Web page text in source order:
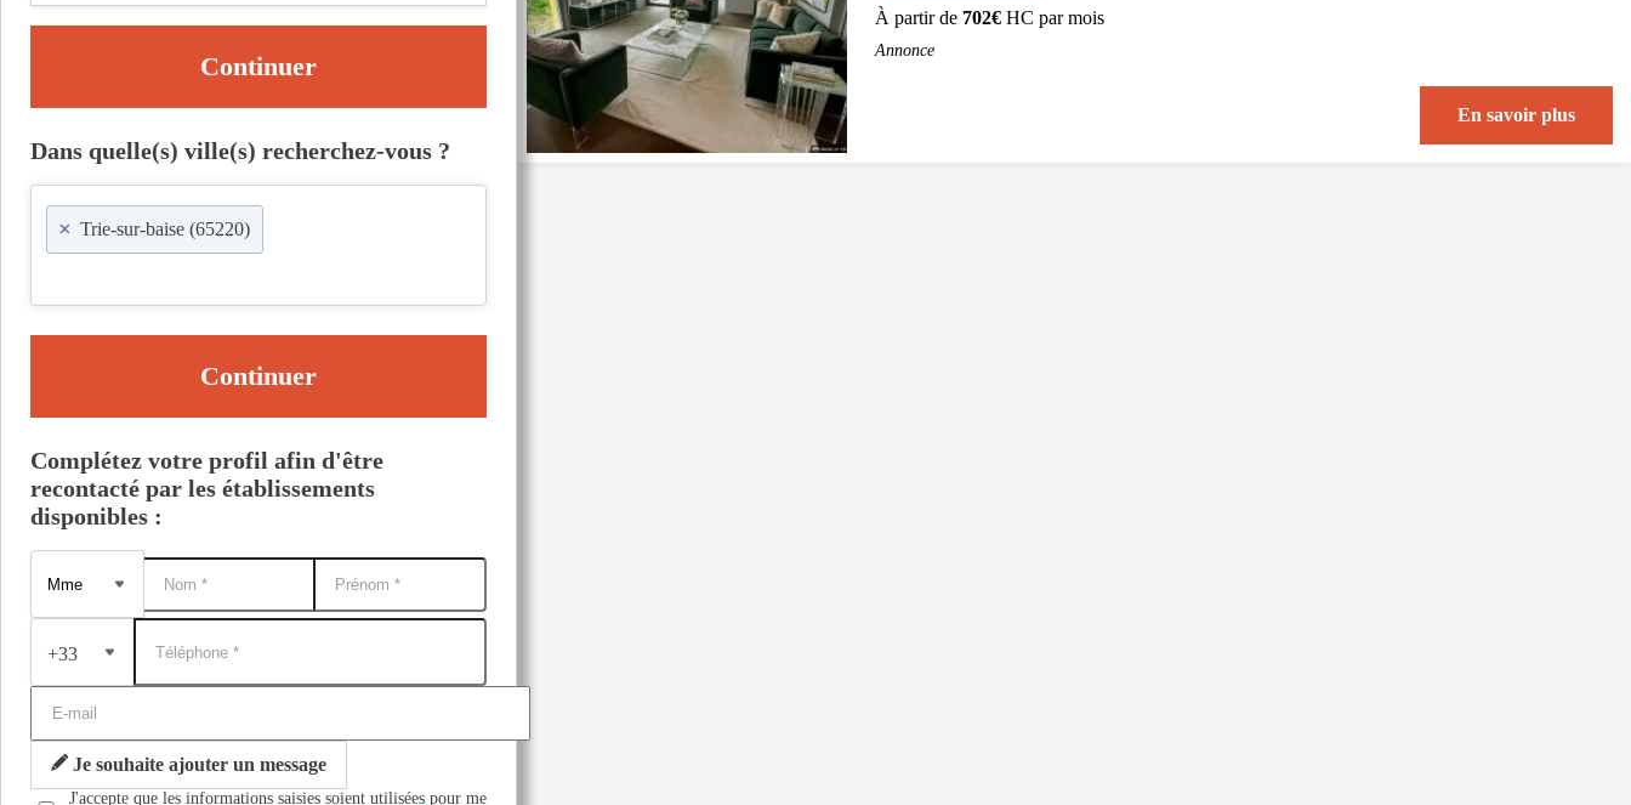
À partir de 702€ HC par mois
Annonce
En savoir plus
Continuer
Dans quelle(s) ville(s) recherchez-vous ?
× Trie-sur-baise (65220)
Continuer
Complétez votre profil afin d'être
recontacté par les établissements
disponibles :
+33
Je souhaite ajouter un message
J'accepte que les informations saisies soient utilisées pour me